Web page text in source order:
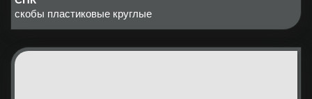
скобы пластиковые круглые